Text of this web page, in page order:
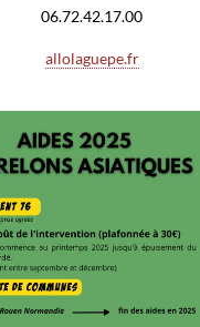
06.72.42.17.00
allolaguepe.fr